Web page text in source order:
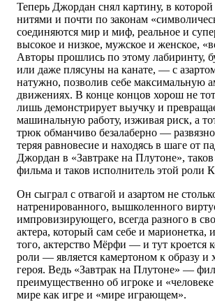
Теперь Джордан снял картину, в
нитями и почти по законам
соединяются мир и миф, реальное и
высокое и низкое, мужское и женское,
Авторы прошлись по этому лабиринту,
или даже плясуны на канате, — с
натужно, позволив себе максимальную
движениях. В конце концов хорош не
лишь демонстрирует выучку и
машинальную работу, изживая риск, а
трюк обманчиво безалаберно —
теряя равновесие и находясь в шаге от
Джордан в «Завтраке на Плутоне»,
фильма и таков исполнитель этой роли
Он сыграл с отвагой и азартом не
натренированного, вышколенного
импровизирующего, всегда разного в
актера, который сам себе и марионетка,
того, актерство Мёрфи — и тут кроется
роли — является камертоном к образу и
героя. Ведь «Завтрак на Плутоне» —
преимущественно об игроке и
мире как игре и «мире играющем».